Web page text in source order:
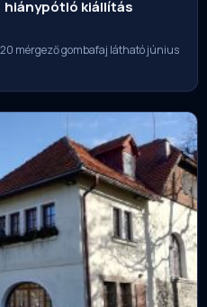
hiánypótló kiállítás
mérgező gombafaj látható június